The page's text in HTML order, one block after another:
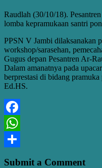
Raudlah (30/10/18).
lomba kepramukaan santri
PPSN V Jambi dilaksanakan
workshop/sarasehan,
Gugus depan Pesantren Ar-
Dalam amanatnya pada
berprestasi di bidang
Ed.HS.
Facebook
WhatsApp
Submit a Comment